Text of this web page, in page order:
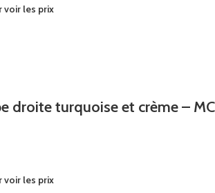
voir les prix
droite turquoise et crème –
voir les prix